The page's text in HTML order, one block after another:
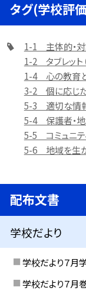
タグ(学校評
1-1 主体的・
1-2 タブレット
1-4 心の教育
3-2 個に応じ
5-3 適切な情報
5-4 保護者・
5-5 コミュニテ
5-6 地域を生
配布文書
学校だより
学校だより７月
学校だより７月